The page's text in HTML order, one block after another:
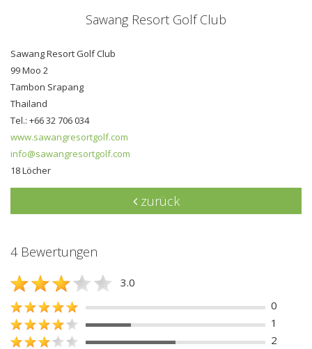
Sawang Resort Golf Club
Sawang Resort Golf Club
99 Moo 2
Tambon Srapang
Thailand
Tel.: +66 32 706 034
www.sawangresortgolf.com
info@sawangresortgolf.com
18 Löcher
zurück
4 Bewertungen
3.0
0
1
2